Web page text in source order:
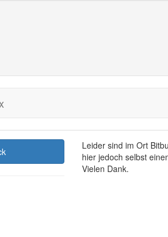
Leider sind im Ort
hier jedoch selbst
Vielen Dank.